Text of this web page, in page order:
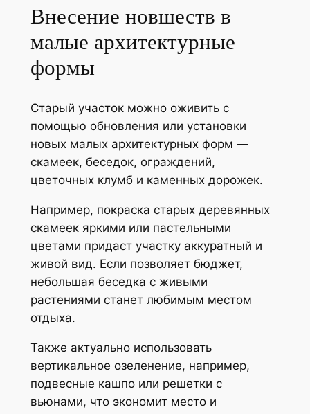
Внесение новшеств в
малые архитектурные
формы
Старый участок можно оживить с
помощью обновления или установки
новых малых архитектурных форм —
скамеек, беседок, ограждений,
цветочных клумб и каменных дорожек.
Например, покраска старых деревянных
скамеек яркими или пастельными
цветами придаст участку аккуратный и
живой вид. Если позволяет бюджет,
небольшая беседка с живыми
растениями станет любимым местом
отдыха.
Также актуально использовать
вертикальное озеленение, например,
подвесные кашпо или решетки с
вьюнами, что экономит место и